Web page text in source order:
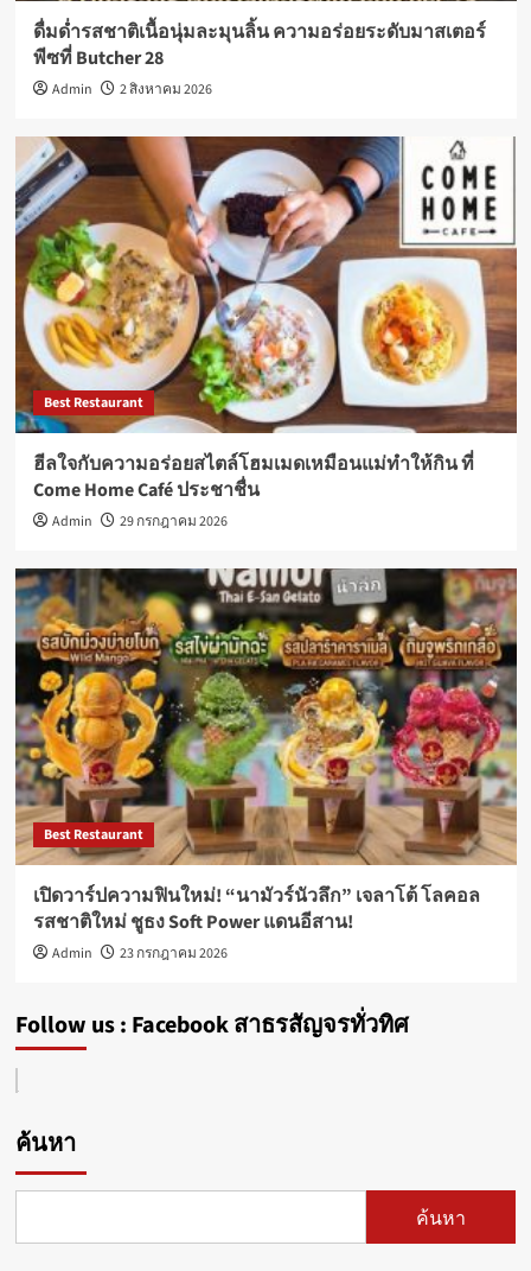
ดื่มด่ำรสชาติเนื้อนุ่มละมุนลิ้น ความอร่อยระดับมาสเตอร์
พีซที่ Butcher 28
Admin 2 สิงหาคม 2026
Best Restaurant
ฮีลใจกับความอร่อยสไตล์โฮมเมดเหมือนแม่ทำให้กิน ที่
Come Home Café ประชาชื่น
Admin 29 กรกฎาคม 2026
Best Restaurant
เปิดวาร์ปความฟินใหม่! “นามัวร์นัวลึก” เจลาโต้ โลคอล
รสชาติใหม่ ชูธง Soft Power แดนอีสาน!
Admin 23 กรกฎาคม 2026
Follow us : Facebook สาธรสัญจรทั่วทิศ
ค้นหา
ค้นหา